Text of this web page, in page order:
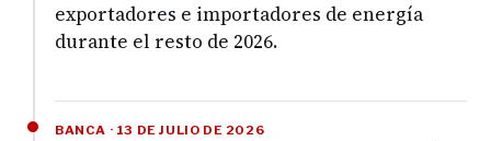
exportadores e importadores de energía
durante el resto de 2026.
BANCA · 13 DE JULIO DE 2026